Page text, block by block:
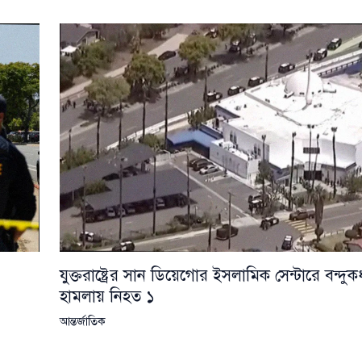
যুক্তরাষ্ট্রের সান ডিয়েগোর ইসলামিক সেন্টারে
হামলায় নিহত ১
আন্তর্জাতিক